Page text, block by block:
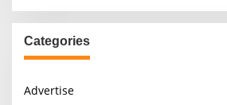
Categories
Advertise